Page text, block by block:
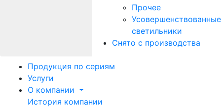
Прочее
Усовершенствованные
светильники
Снято с производства
Продукция по сериям
Услуги
О компании
История компании